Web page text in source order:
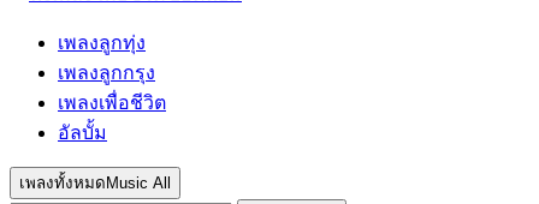
เพลงลูกทุ่ง
เพลงลูกกรุง
เพลงเพื่อชีวิต
อัลบั้ม
เพลงทั้งหมด Music All